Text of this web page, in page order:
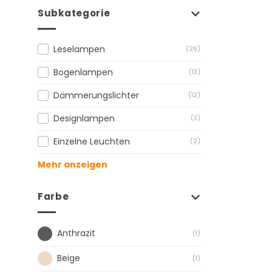
Subkategorie
Leselampen (26)
Bogenlampen (13)
Dämmerungslichter (12)
Designlampen (3)
Einzelne Leuchten (2)
Mehr anzeigen
Farbe
Anthrazit (1)
Beige (1)